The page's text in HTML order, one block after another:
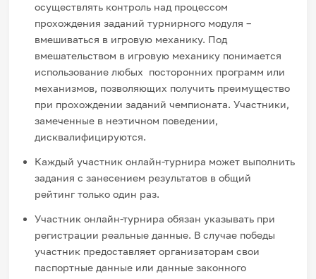
осуществлять контроль над процессом
прохождения заданий турнирного модуля –
вмешиваться в игровую механику. Под
вмешательством в игровую механику понимается
использование любых посторонних программ или
механизмов, позволяющих получить преимущество
при прохождении заданий чемпионата. Участники,
замеченные в неэтичном поведении,
дисквалифицируются.
Каждый участник онлайн-турнира может выполнить
задания с занесением результатов в общий
рейтинг только один раз.
Участник онлайн-турнира обязан указывать при
регистрации реальные данные. В случае победы
участник предоставляет организаторам свои
паспортные данные или данные законного